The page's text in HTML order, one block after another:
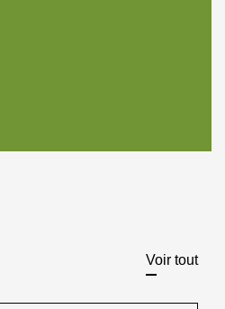
Voir tout